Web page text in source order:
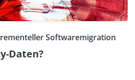
Softwaremigration
Daten?